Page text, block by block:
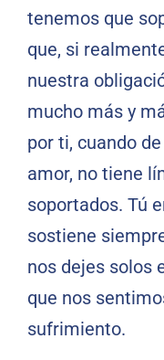
tenemos que
que, si
nuestra
mucho más y
por ti, cuando
amor, no tiene
soportados. Tú
sostiene
nos dejes solos
que nos
sufrimiento.